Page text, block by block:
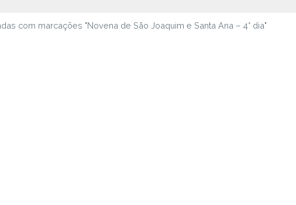
com marcações "Novena de São Joaquim e Santa Ana – 4° dia"